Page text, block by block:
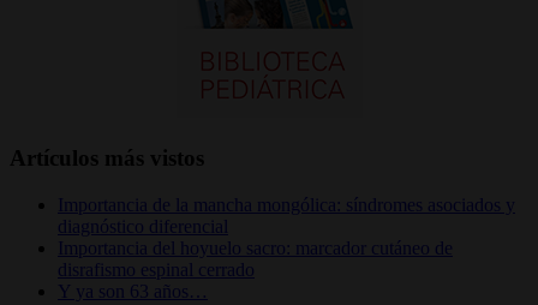
Artículos más vistos
Importancia de la mancha mongólica: síndromes asociados y
diagnóstico diferencial
Importancia del hoyuelo sacro: marcador cutáneo de
disrafismo espinal cerrado
Y ya son 63 años…